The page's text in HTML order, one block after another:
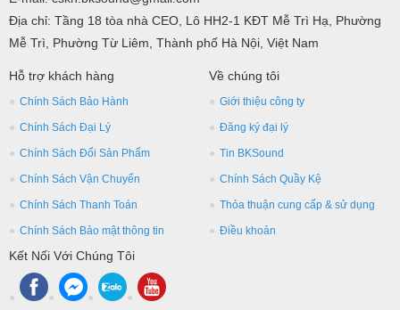
Địa chỉ: Tầng 18 tòa nhà CEO, Lô HH2-1 KĐT Mễ Trì Hạ, Phường
Mễ Trì, Phường Từ Liêm, Thành phố Hà Nội, Việt Nam
Hỗ trợ khách hàng
Chính Sách Bảo Hành
Chính Sách Đại Lý
Chính Sách Đổi Sản Phẩm
Chính Sách Vận Chuyển
Chính Sách Thanh Toán
Chính Sách Bảo mật thông tin
Về chúng tôi
Giới thiệu công ty
Đăng ký đại lý
Tin BKSound
Chính Sách Quầy Kệ
Thỏa thuận cung cấp & sử dụng
Điều khoản
Kết Nối Với Chúng Tôi